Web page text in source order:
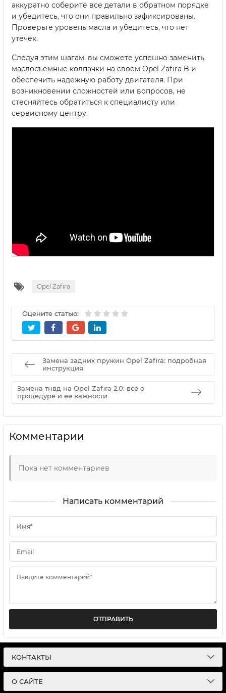
аккуратно соберите все детали в обратном порядке
и убедитесь, что они правильно зафиксированы.
Проверьте уровень масла и убедитесь, что нет
утечек.
Следуя этим шагам, вы сможете успешно заменить
маслосъемные колпачки на своем Opel Zafira B и
обеспечить надежную работу двигателя. При
возникновении сложностей или вопросов, не
стесняйтесь обратиться к специалисту или
сервисному центру.
Opel Zafira
Оцените статью:
Замена задних пружин Opel Zafira: подробная
инструкция
Замена тнвд на Opel Zafira 2.0: все о
процедуре и ее важности
Комментарии
Пока нет комментариев
Написать комментарий
Имя*
Email
Введите комментарий*
ОТПРАВИТЬ
КОНТАКТЫ
О САЙТЕ